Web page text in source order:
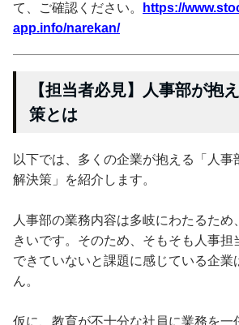
て、ご確認ください。
https://
app.info/narekan/
【担当者必見】人事部が抱
策とは
以下では、多くの企業が抱える「人
解決策」を紹介します。
人事部の業務内容は多岐にわたるため
きいです。そのため、そもそも人事担
できていないと課題に感じている企業
ん。
仮に、教育が不十分な社員に業務を一